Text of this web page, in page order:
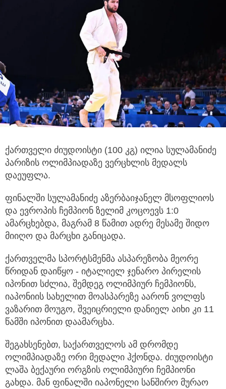
ქართველი ძიუდოისტი (100 კგ) ილია სულამანიძე
პარიზის ოლიმპიადაზე ვერცხლის მედალს
დაეუფლა.
ფინალში სულამანიძე აზერბაიჯანელ მსოფლიოს
და ევროპის ჩემპიონ ზელიმ კოცოევს 1:0
ამარცხებდა, მაგრამ 8 წამით ადრე მესამე შიდო
მიიღო და მარცხი განიცადა.
ქართველმა სპორტსმენმა ასპარეზობა მეორე
წრიდან დაიწყო - იტალიელ ჯენარო პირელის
იპონით სძლია, შემდეგ ოლიმპიურ ჩემპიონს,
იაპონიის სახელით მოასპარეზე აარონ ვოლფს
ვაზარით მოუგო, შვეიცრიელი დანიელ აიხი კი 11
წამში იპონით დაამარცხა.
შეგახსენებთ, საქართველოს ამ დრომდე
ოლიმპიადაზე ორი მედალი ჰქონდა. ძიუდოისტი
ლაშა ბექაური ორგზის ოლიმპიური ჩემპიონი
გახდა. მან ფინალში იაპონელი სანშირო მურაო